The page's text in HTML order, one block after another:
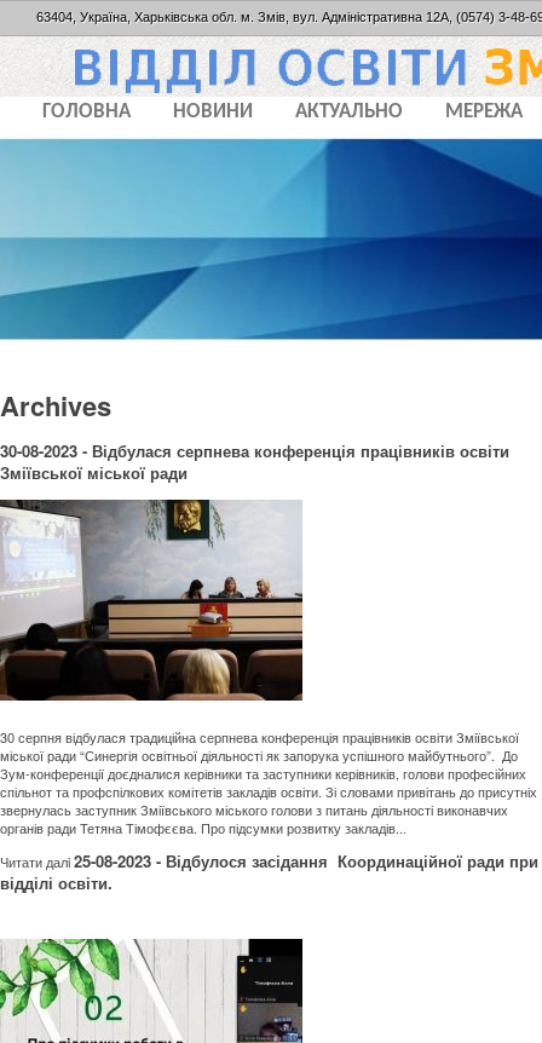
63404, Україна, Харьківська обл. м. Змів, вул. Адміністративна 12А, (0574) 3-48-
ГОЛОВНА НОВИНИ АКТУАЛЬНО МЕРЕЖА
Archives
30-08-2023 - Відбулася серпнева конференція працівників освіти
Зміївської міської ради
30 серпня відбулася традиційна серпнева конференція працівників освіти Зміївської
міської ради “Синергія освітньої діяльності як запорука успішного майбутнього”. До
Зум-конференції доєдналися керівники та заступники керівників, голови професійних
спільнот та профспілкових комітетів закладів освіти. Зі словами привітань до присутніх
звернулась заступник Зміївського міського голови з питань діяльності виконавчих
органів ради Тетяна Тімофєєва. Про підсумки розвитку закладів...
Читати далi25-08-2023 - Відбулося засідання Координаційної ради при
відділі освіти.